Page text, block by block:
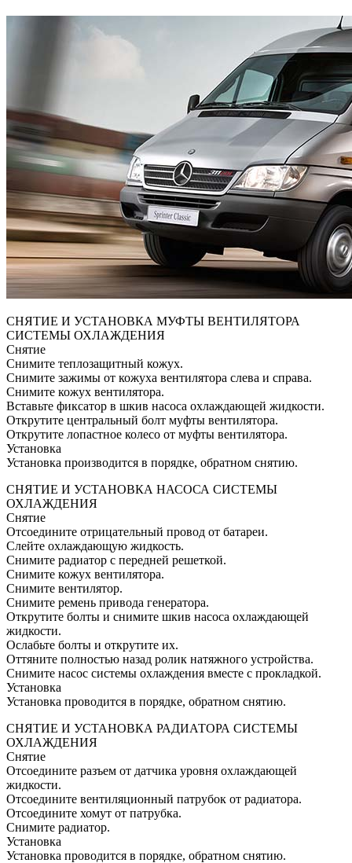
СНЯТИЕ И УСТАНОВКА МУФТЫ ВЕНТИЛЯТОРА
СИСТЕМЫ ОХЛАЖДЕНИЯ
Снятие
Снимите теплозащитный кожух.
Снимите зажимы от кожуха вентилятора слева и справа.
Снимите кожух вентилятора.
Вставьте фиксатор в шкив насоса охлаждающей жидкости.
Открутите центральный болт муфты вентилятора.
Открутите лопастное колесо от муфты вентилятора.
Установка
Установка производится в порядке, обратном снятию.
СНЯТИЕ И УСТАНОВКА НАСОСА СИСТЕМЫ
ОХЛАЖДЕНИЯ
Снятие
Отсоедините отрицательный провод от батареи.
Слейте охлаждающую жидкость.
Снимите радиатор с передней решеткой.
Снимите кожух вентилятора.
Снимите вентилятор.
Снимите ремень привода генератора.
Открутите болты и снимите шкив насоса охлаждающей
жидкости.
Ослабьте болты и открутите их.
Оттяните полностью назад ролик натяжного устройства.
Снимите насос системы охлаждения вместе с прокладкой.
Установка
Установка проводится в порядке, обратном снятию.
СНЯТИЕ И УСТАНОВКА РАДИАТОРА СИСТЕМЫ
ОХЛАЖДЕНИЯ
Снятие
Отсоедините разъем от датчика уровня охлаждающей
жидкости.
Отсоедините вентиляционный патрубок от радиатора.
Отсоедините хомут от патрубка.
Снимите радиатор.
Установка
Установка проводится в порядке, обратном снятию.